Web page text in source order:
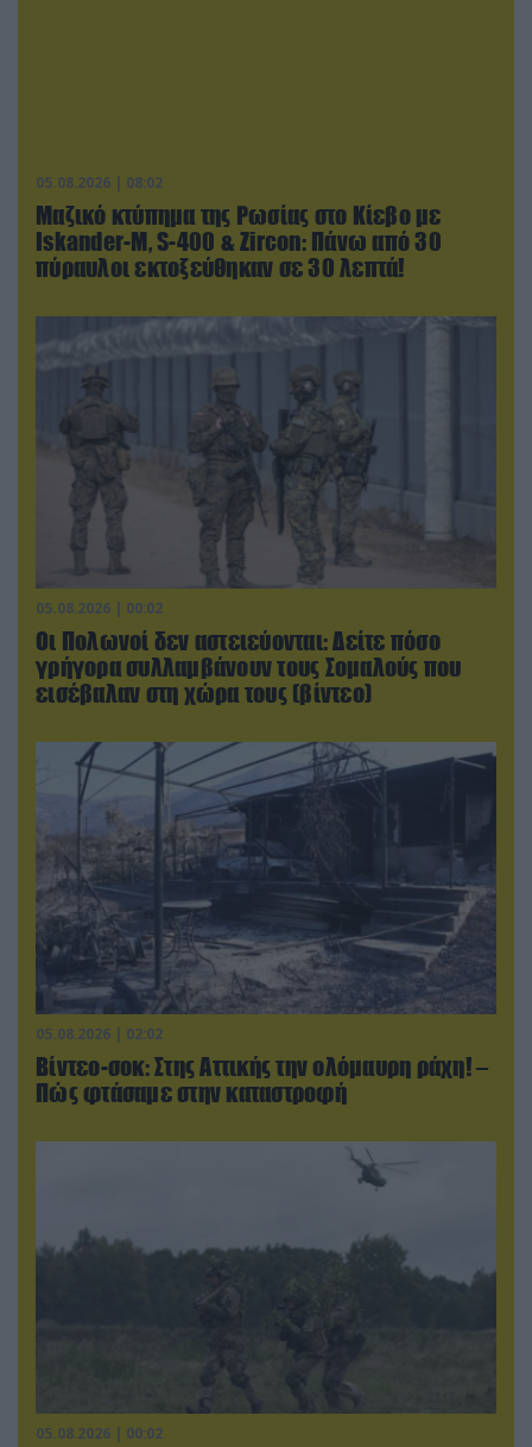
05.08.2026 | 08:02
Μαζικό κτύπημα της Ρωσίας στο Κίεβο με
Iskander-Μ, S-400 & Zircon: Πάνω από 30
πύραυλοι εκτοξεύθηκαν σε 30 λεπτά!
05.08.2026 | 00:02
Οι Πολωνοί δεν αστειεύονται: Δείτε πόσο
γρήγορα συλλαμβάνουν τους Σομαλούς που
εισέβαλαν στη χώρα τους (βίντεο)
05.08.2026 | 02:02
Βίντεο-σοκ: Στης Αττικής την ολόμαυρη ράχη! –
Πώς φτάσαμε στην καταστροφή
05.08.2026 | 00:02